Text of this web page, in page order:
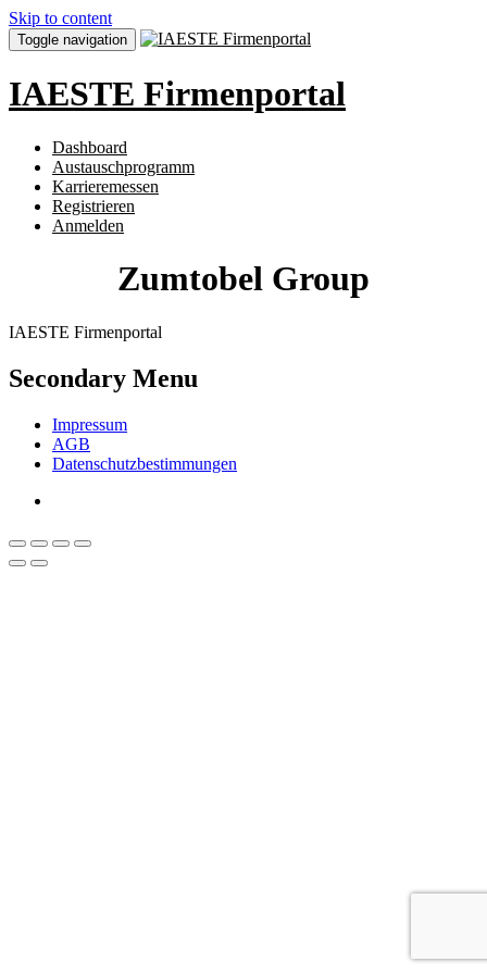
Skip to content
Toggle navigation
IAESTE Firmenportal
Dashboard
Austauschprogramm
Karrieremessen
Registrieren
Anmelden
Zumtobel Group
IAESTE Firmenportal
Secondary Menu
Impressum
AGB
Datenschutzbestimmungen